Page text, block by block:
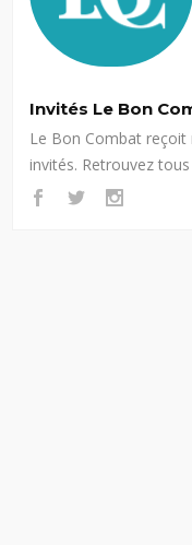
Invités Le Bon
Le Bon Combat
invités. Retrouvez